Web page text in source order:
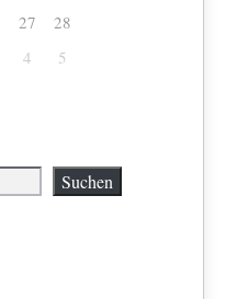
27
28
4 5
Suchen